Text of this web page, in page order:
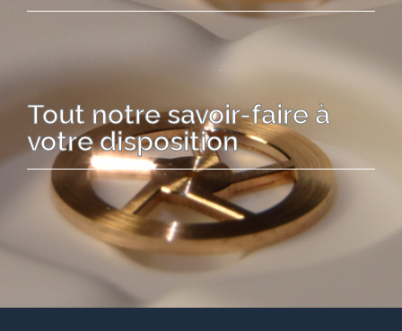
Tout notre savoir-faire à
votre disposition